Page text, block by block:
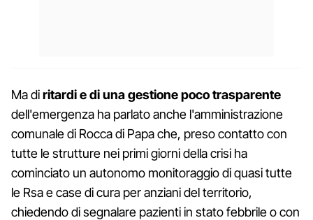
Ma diritardi e di una gestione poco trasparente
dell'emergenza ha parlato anche l'amministrazione
comunale di Rocca di Papa che, preso contatto con
tutte le strutture nei primi giorni della crisi ha
cominciato un autonomo monitoraggio di quasi tutte
le Rsa e case di cura per anziani del territorio,
chiedendo di segnalare pazienti in stato febbrile o con